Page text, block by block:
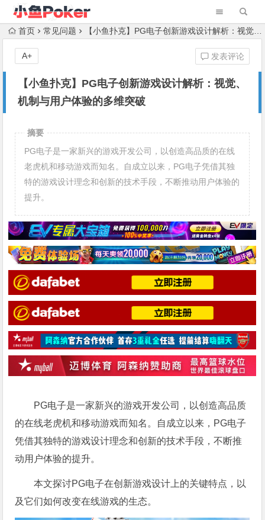
首页 常见问题 【小鱼扑克】PG电子创新游戏设计解析：视觉、机制与用户体验的多维突破
【小鱼扑克】PG电子创新游戏设计解析：视觉、
机制与用户体验的多维突破
发表评论
A+
摘要
PG电子是一家新兴的游戏开发公司，以创造高品质的在线
老虎机和移动游戏而知名。自成立以来，PG电子凭借其独
特的游戏设计理念和创新的技术手段，不断推动用户体验的
提升。
PG电子是一家新兴的游戏开发公司，以创造高品质
的在线老虎机和移动游戏而知名。自成立以来，PG电子
凭借其独特的游戏设计理念和创新的技术手段，不断推
动用户体验的提升。
本文探讨PG电子在创新游戏设计上的关键特点，以
及它们如何改变在线游戏的生态。